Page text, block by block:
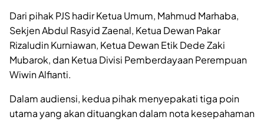
Dari pihak PJS hadir Ketua Umum, Mahmud Marhaba,
Sekjen Abdul Rasyid Zaenal, Ketua Dewan Pakar
Rizaludin Kurniawan, Ketua Dewan Etik Dede Zaki
Mubarok, dan Ketua Divisi Pemberdayaan Perempuan
Wiwin Alfianti.
Dalam audiensi, kedua pihak menyepakati tiga poin
utama yang akan dituangkan dalam nota kesepahaman